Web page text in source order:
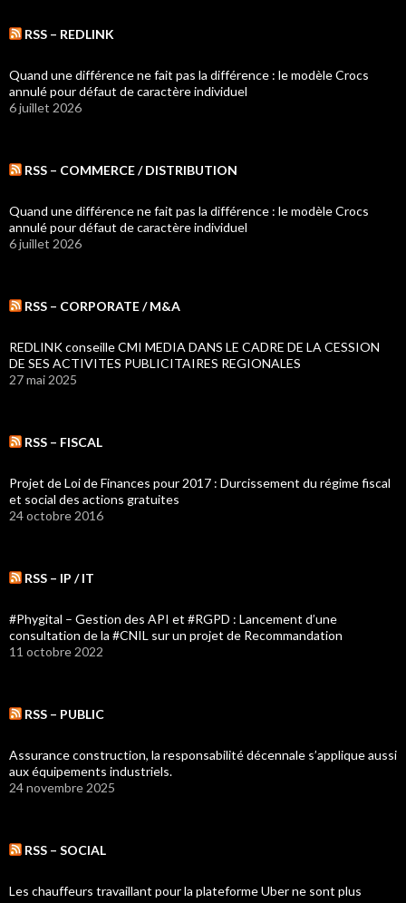
RSS – REDLINK
Quand une différence ne fait pas la différence : le modèle Crocs
annulé pour défaut de caractère individuel
6 juillet 2026
RSS – COMMERCE / DISTRIBUTION
Quand une différence ne fait pas la différence : le modèle Crocs
annulé pour défaut de caractère individuel
6 juillet 2026
RSS – CORPORATE / M&A
REDLINK conseille CMI MEDIA DANS LE CADRE DE LA CESSION
DE SES ACTIVITES PUBLICITAIRES REGIONALES
27 mai 2025
RSS – FISCAL
Projet de Loi de Finances pour 2017 : Durcissement du régime fiscal
et social des actions gratuites
24 octobre 2016
RSS – IP / IT
#Phygital – Gestion des API et #RGPD : Lancement d’une
consultation de la #CNIL sur un projet de Recommandation
11 octobre 2022
RSS – PUBLIC
Assurance construction, la responsabilité décennale s’applique aussi
aux équipements industriels.
24 novembre 2025
RSS – SOCIAL
Les chauffeurs travaillant pour la plateforme Uber ne sont plus